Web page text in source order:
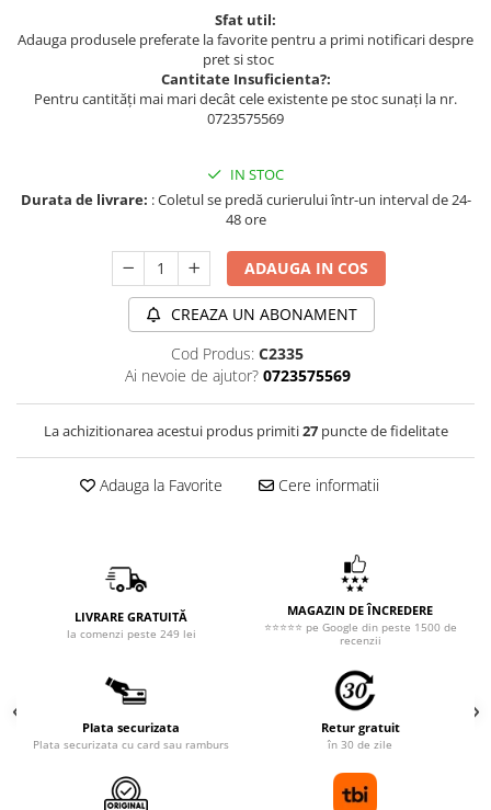
Sfat util:
Adauga produsele preferate la favorite pentru a primi notificari despre
pret si stoc
Cantitate Insuficienta?:
Pentru cantități mai mari decât cele existente pe stoc sunați la nr.
0723575569
IN STOC
Durata de livrare: : Coletul se predă curierului într-un interval de 24-
48 ore
ADAUGA IN COS
CREAZA UN ABONAMENT
Cod Produs: C2335
Ai nevoie de ajutor? 0723575569
La achizitionarea acestui produs primiti27puncte de fidelitate
Adauga la Favorite Cere informatii
LIVRARE GRATUITĂ
la comenzi peste 249 lei
MAGAZIN DE ÎNCREDERE
⭐⭐⭐⭐⭐ pe Google din peste 1500 de
recenzii
Plata securizata
Plata securizata cu card sau ramburs
Retur gratuit
în 30 de zile